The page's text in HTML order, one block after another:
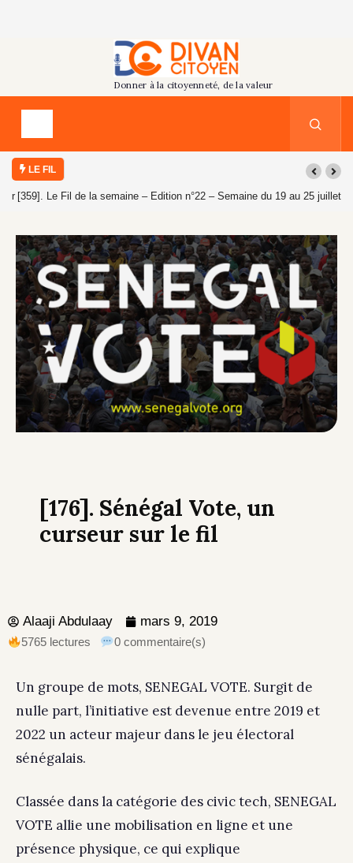
LE FIL
[359]. Le Fil de la semaine – Edition n°22 – Semaine du 19 au 25 juillet
[176]. Sénégal Vote, un
curseur sur le fil
Alaaji Abdulaay mars 9, 2019
5765 lectures 0 commentaire(s)
Un groupe de mots, SENEGAL VOTE. Surgit de
nulle part, l’initiative est devenue entre 2019 et
2022 un acteur majeur dans le jeu électoral
sénégalais.
Classée dans la catégorie des civic tech, SENEGAL
VOTE allie une mobilisation en ligne et une
présence physique, ce qui explique